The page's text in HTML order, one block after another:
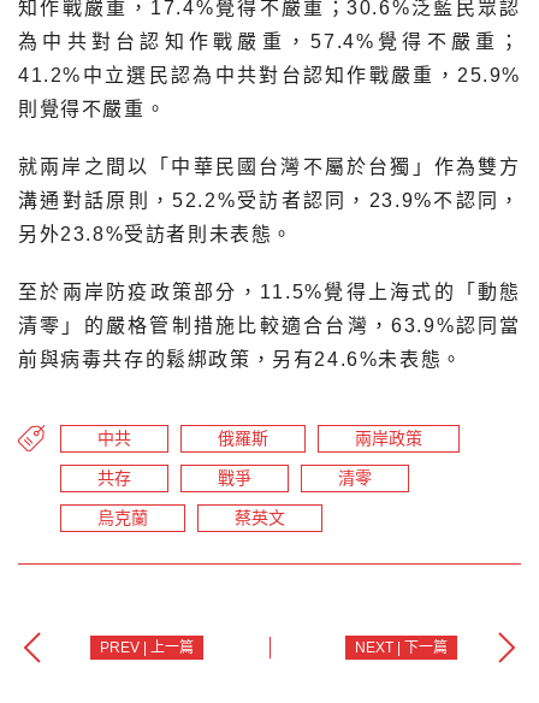
知作戰嚴重，17.4%覺得不嚴重；30.6%泛藍民眾認
為中共對台認知作戰嚴重，57.4%覺得不嚴重；
41.2%中立選民認為中共對台認知作戰嚴重，25.9%
則覺得不嚴重。
就兩岸之間以「中華民國台灣不屬於台獨」作為雙方
溝通對話原則，52.2%受訪者認同，23.9%不認同，
另外23.8%受訪者則未表態。
至於兩岸防疫政策部分，11.5%覺得上海式的「動態
清零」的嚴格管制措施比較適合台灣，63.9%認同當
前與病毒共存的鬆綁政策，另有24.6%未表態。
中共 俄羅斯 兩岸政策
共存 戰爭 清零
烏克蘭 蔡英文
PREV | 上一篇 NEXT | 下一篇